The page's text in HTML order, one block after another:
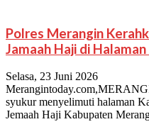
Polres Merangin
Jamaah Haji di
Selasa, 23 Juni 2026
syukur menyelimuti halaman
Jemaah Haji Kabupaten